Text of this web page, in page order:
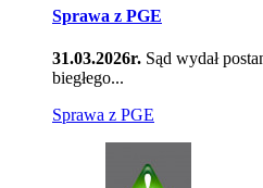
Sprawa z PGE
31.03.2026r. Sąd wydał
biegłego...
Sprawa z PGE